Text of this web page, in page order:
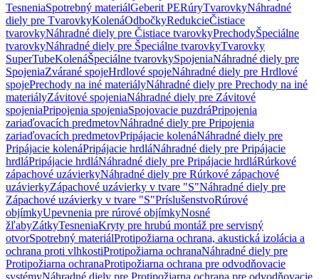
TesneniaSpotrebný materiálGeberit PERúryTvarovkyNáhradné
diely pre TvarovkyKolenáOdbočkyRedukcieČistiace
tvarovkyNáhradné diely pre Čistiace tvarovkyPrechodyŠpeciálne
tvarovkyNáhradné diely pre Špeciálne tvarovkyTvarovky
SuperTubeKolenáŠpeciálne tvarovkySpojeniaNáhradné diely pre
SpojeniaZvárané spojeHrdlové spojeNáhradné diely pre Hrdlové
spojePrechody na iné materiályNáhradné diely pre Prechody na iné
materiályZávitové spojeniaNáhradné diely pre Závitové
spojeniaPripojenia spojeniaSpojovacie puzdráPripojenia
zariaďovacích predmetovNáhradné diely pre Pripojenia
zariaďovacích predmetovPripájacie kolenáNáhradné diely pre
Pripájacie kolenáPripájacie hrdláNáhradné diely pre Pripájacie
hrdláPripájacie hrdláNáhradné diely pre Pripájacie hrdláRúrkové
zápachové uzávierkyNáhradné diely pre Rúrkové zápachové
uzávierkyZápachové uzávierky v tvare "S"Náhradné diely pre
Zápachové uzávierky v tvare "S"PríslušenstvoRúrové
objímkyUpevnenia pre rúrové objímkyNosné
žľabyZátkyTesneniaKryty pre hrubú montáž pre servisný
otvorSpotrebný materiálProtipožiarna ochrana, akustická izolácia a
ochrana proti vlhkostiProtipožiarna ochranaNáhradné diely pre
Protipožiarna ochranaProtipožiarna ochrana pre odvodňovacie
systémyNáhradné diely pre Protipožiarna ochrana pre odvodňovacie